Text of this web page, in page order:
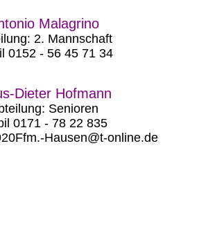
Malagrino
2. Mannschaft
0152 - 56 45 71 34
Dieter Hofmann
Senioren
0171 - 78 22 835
Hausen@t-online.de